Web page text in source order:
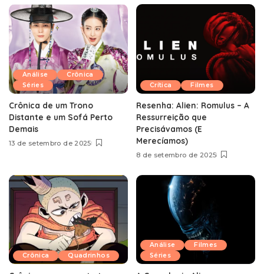
Análise
Crônica
Séries
Crônica de um Trono
Distante e um Sofá Perto
Demais
13 de setembro de 2025
Crítica Filmes
Resenha: Alien: Romulus – A
Ressurreição que
Precisávamos (E
Merecíamos)
8 de setembro de 2025
Crônica Quadrinhos
Análise
Filmes
Séries